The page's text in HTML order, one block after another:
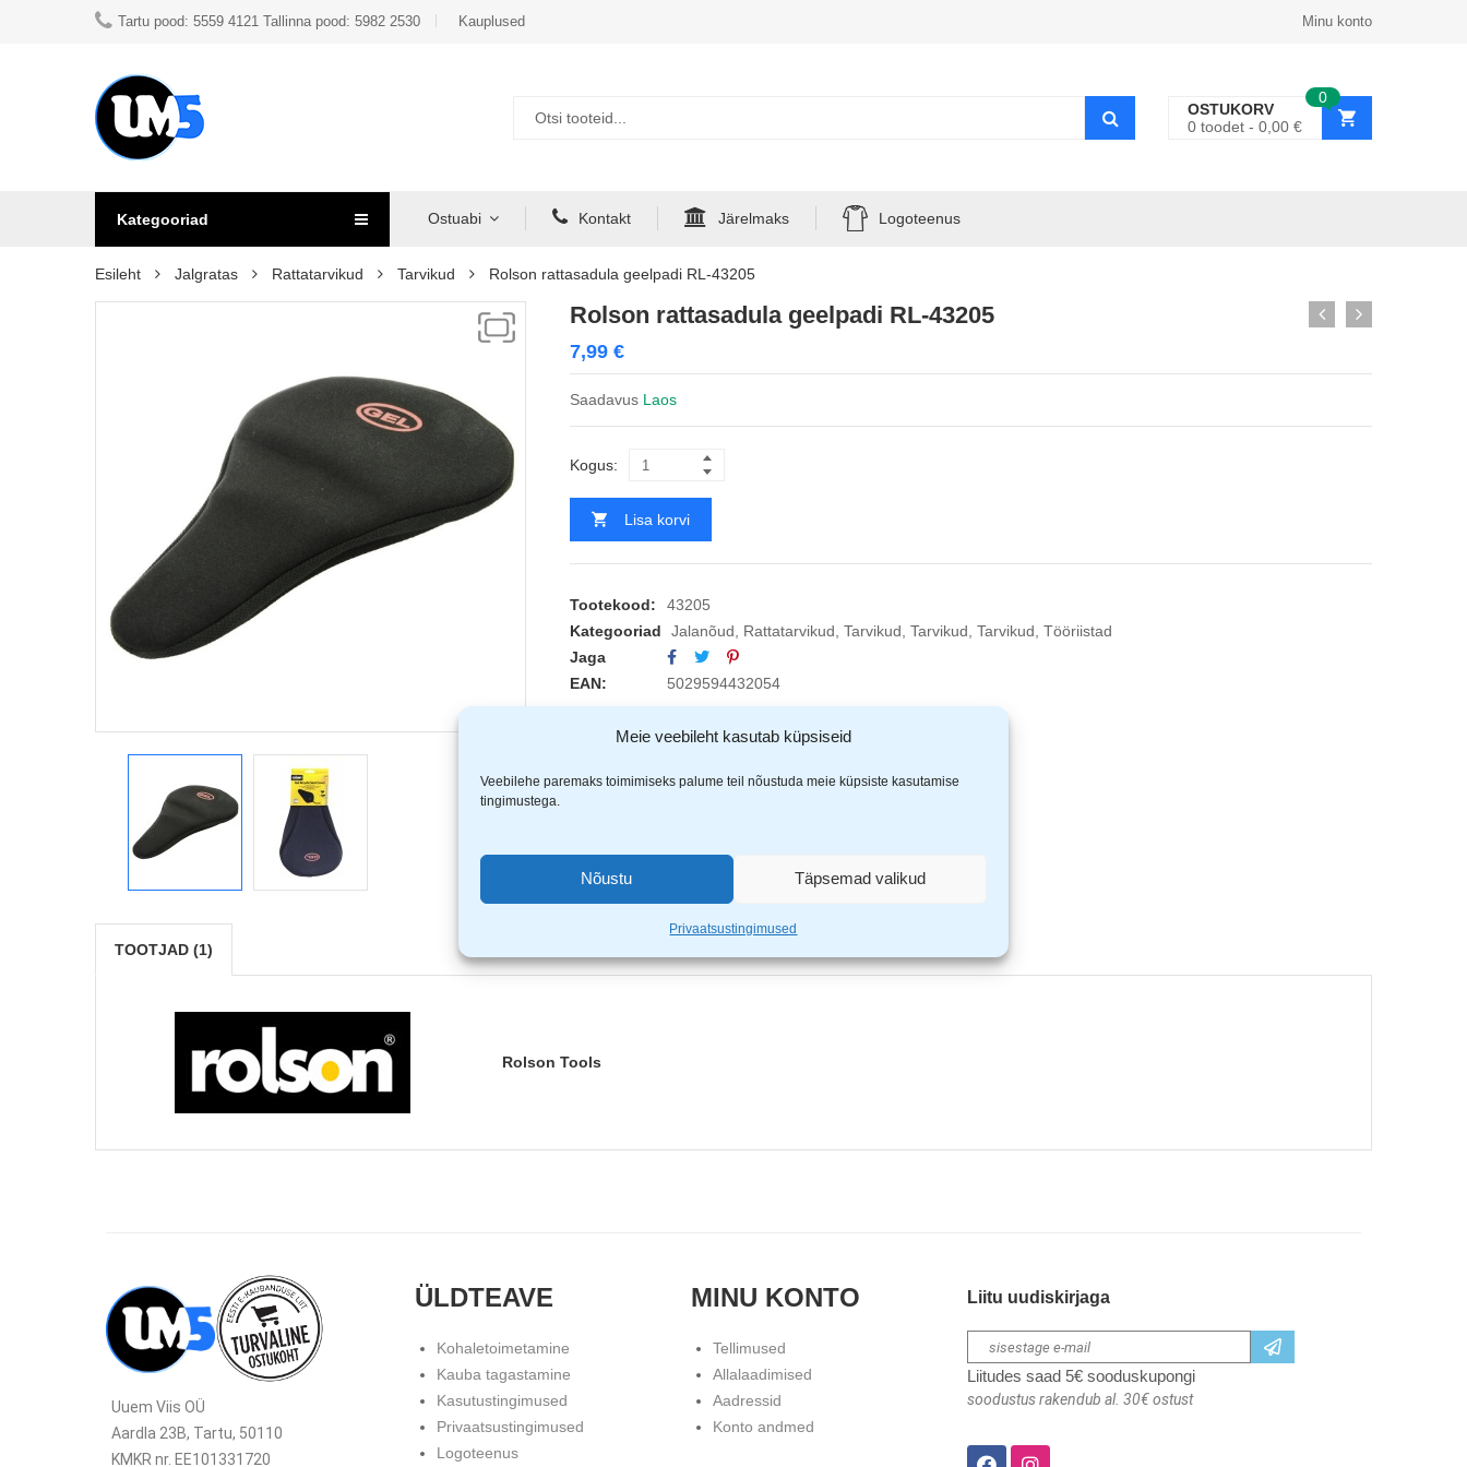
Meie veebileht kasutab küpsiseid
Veebilehe paremaks toimimiseks palume teil nõustuda meie küpsiste kasutamise
tingimustega.
Nõustu Täpsemad valikud
Privaatsustingimused
Tartu pood: 5559 4121 Tallinna pood: 5982 2530 Kauplused Minu konto
0
OSTUKORV
0 toodet 0,00 €
Kategooriad Ostuabi Kontakt Järelmaks Logoteenus
Esileht Jalgratas Rattatarvikud Tarvikud Rolson rattasadula geelpadi RL-43205
Rolson rattasadula geelpadi RL-43205
7,99 €
Saadavus Laos
Kogus:
Lisa korvi
Tootekood:
43205
Kategooriad
Jalanõud, Rattatarvikud, Tarvikud, Tarvikud, Tarvikud, Tööriistad
Jaga
EAN:
5029594432054
TOOTJAD (1)
Rolson Tools
Uuem Viis OÜ
Aardla 23B, Tartu, 50110
KMKR nr. EE101331720
ÜLDTEAVE
Kohaletoimetamine
Kauba tagastamine
Kasutustingimused
Privaatsustingimused
Logoteenus
MINU KONTO
Tellimused
Allalaadimised
Aadressid
Konto andmed
Liitu uudiskirjaga
Liitudes saad 5€ sooduskupongi
soodustus rakendub al. 30€ ostust